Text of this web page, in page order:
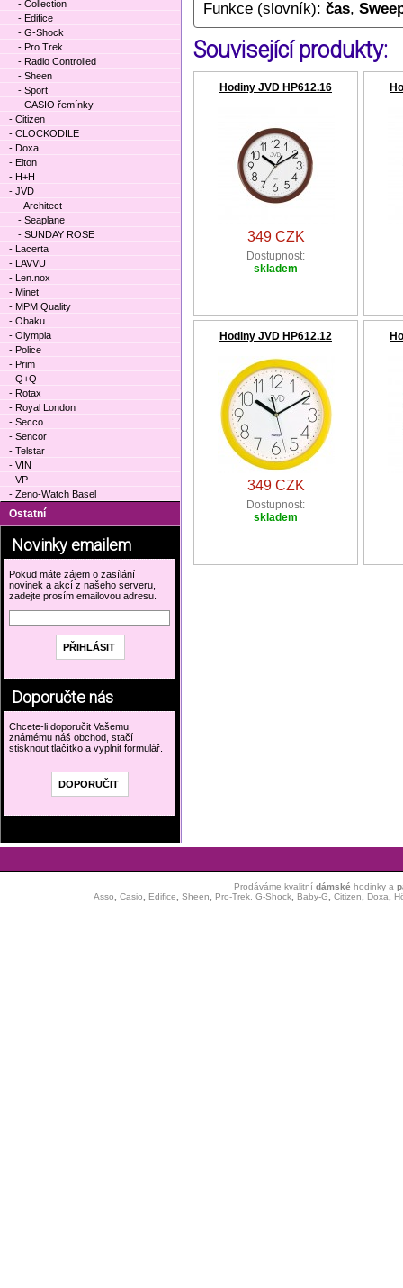
Funkce (slovník): čas,
Související produkty:
Hodiny JVD HP612.16
349 CZK
Dostupnost:
skladem
Hodiny JVD HP612.12
349 CZK
Dostupnost:
skladem
- Collection
- Edifice
- G-Shock
- Pro Trek
- Radio Controlled
- Sheen
- Sport
- CASIO řemínky
- Citizen
- CLOCKODILE
- Doxa
- Elton
- H+H
- JVD
- Architect
- Seaplane
- SUNDAY ROSE
- Lacerta
- LAVVU
- Len.nox
- Minet
- MPM Quality
- Obaku
- Olympia
- Police
- Prim
- Q+Q
- Rotax
- Royal London
- Secco
- Sencor
- Telstar
- VIN
- VP
- Zeno-Watch Basel
Ostatní
Novinky emailem
Pokud máte zájem o zasílání
novinek a akcí z našeho serveru,
zadejte prosím emailovou adresu.
Doporučte nás
Chcete-li doporučit Vašemu
známému náš obchod, stačí
stisknout tlačítko a vyplnit formulář.
Prodáváme kvalitní dámské hodinkya
Asso
Casio Edifice Sheen Pro-Trek, G-Shock, Baby-G Citizen Doxa